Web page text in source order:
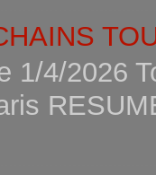
1/4/2026